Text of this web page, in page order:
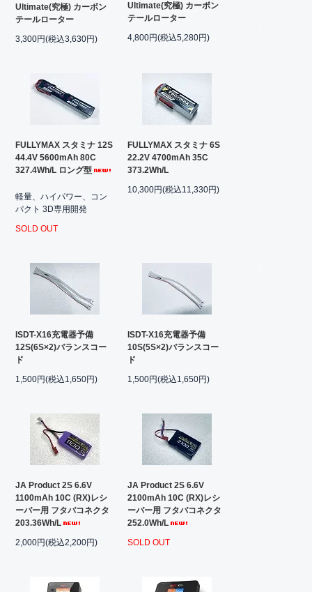
Ultimate(究極) カーボン
テールローター
3,300円(税込3,630円)
Ultimate(究極) カーボン
テールローター
4,800円(税込5,280円)
FULLYMAX スタミナ 12S
44.4V 5600mAh 80C
327.4Wh/L ロング型
軽量、ハイパワー、コン
パクト 3D専用開発
SOLD OUT
FULLYMAX スタミナ 6S
22.2V 4700mAh 35C
373.2Wh/L
10,300円(税込11,330円)
ISDT-X16充電器予備
12S(6S×2)バランスコー
ド
1,500円(税込1,650円)
ISDT-X16充電器予備
10S(5S×2)バランスコー
ド
1,500円(税込1,650円)
JA Product 2S 6.6V
1100mAh 10C (RX)レシ
ーバー用 フタバコネクタ
203.36Wh/L
2,000円(税込2,200円)
JA Product 2S 6.6V
2100mAh 10C (RX)レシ
ーバー用 フタバコネクタ
252.0Wh/L
SOLD OUT